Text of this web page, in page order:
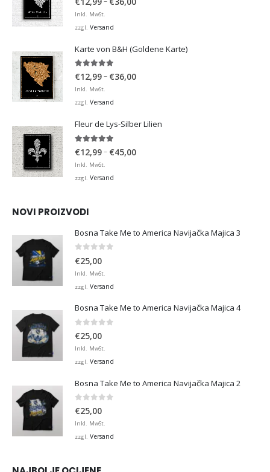
Inkl. MwSt.
zzgl. Versand
Karte von B&H (Goldene Karte)
4.98von 5
€12,99– €36,00Preisspanne:
Inkl. MwSt.
zzgl. Versand
Fleur de Lys-Silber Lilien
4.95von 5
€12,99– €45,00Preisspanne:
Inkl. MwSt.
zzgl. Versand
NOVI PROIZVODI
Bosna Take Me to America Navijačka Majica 3
€25,00
Inkl. MwSt.
zzgl. Versand
Bosna Take Me to America Navijačka Majica 4
0 von 5
€25,00
Inkl. MwSt.
zzgl. Versand
Bosna Take Me to America Navijačka Majica 2
0 von 5
€25,00
Inkl. MwSt.
zzgl. Versand